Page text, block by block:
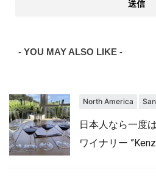
- YOU MAY ALSO LIKE -
North America
日本人なら一度
ワイナリー